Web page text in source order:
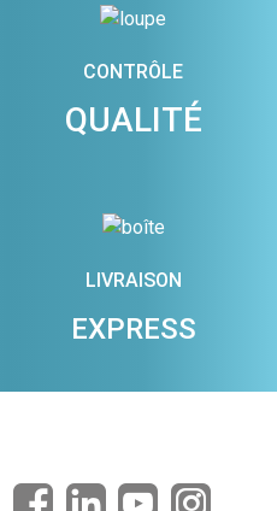
CONTRÔLE
QUALITÉ
LIVRAISON
EXPRESS